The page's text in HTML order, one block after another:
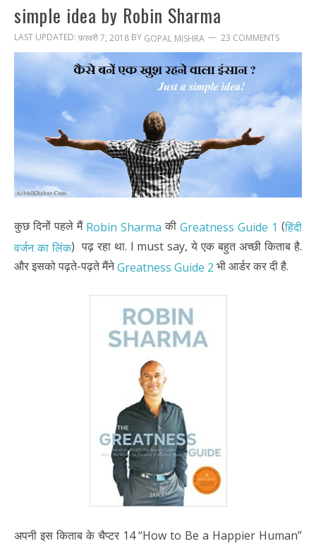
simple idea by Robin Sharma
LAST UPDATED: फ़रवरी 7, 2018 BY GOPAL MISHRA 23 COMMENTS
कुछ दिनों पहले मैं Robin Sharma की Greatness Guide 1 (हिंदी
वर्जन का लिंक) पढ़ रहा था. I must say, ये एक बहुत अच्छी किताब है.
और इसको पढ़ते-पढ़ते मैंनेGreatness Guide 2 भी आर्डर कर दी है.
अपनी इस किताब के चैप्टर 14 “How to Be a Happier Human”